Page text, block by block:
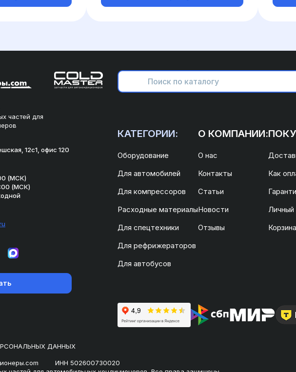
частей для
12с1, офис 120
(МСК)
(МСК)
КАТЕГОРИИ:
Оборудование
Для автомобилей
Для компрессоров
Расходные материалы
Для спецтехники
Для рефрижераторов
Для автобусов
О КОМПАНИИ:
О нас
Контакты
Статьи
Новости
Отзывы
Как
Личный
Корзина
ДАННЫХ
ИНН 502600730020